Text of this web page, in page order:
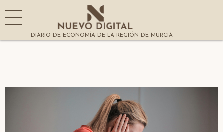
DIARIO DE ECONOMÍA DE LA REGIÓN DE MURCIA